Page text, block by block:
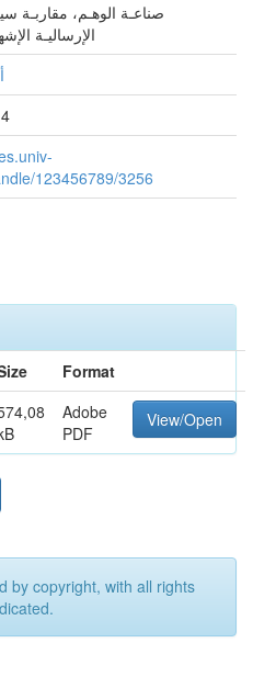
صناعـة الوهـم، مقاربـة
الإرساليـة
123456789/3256
Format
Adobe
PDF
View/Open
by copyright, with all rights